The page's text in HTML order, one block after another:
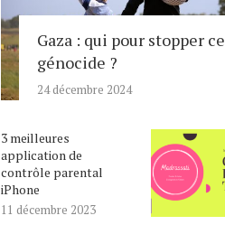
Gaza : qui pour stopper ce
génocide ?
24 décembre 2024
3 meilleures
application de
contrôle parental
iPhone
11 décembre 2023